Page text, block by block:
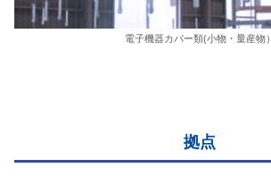
電子機器カバー類(小物・量産物）
拠点